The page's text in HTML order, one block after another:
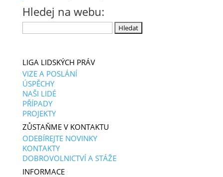
Hledej na webu:
Vyhledávání
LIGA LIDSKÝCH PRÁV
VIZE A POSLÁNÍ
ÚSPĚCHY
NAŠI LIDÉ
PŘÍPADY
PROJEKTY
ZŮSTAŇME V KONTAKTU
ODEBÍREJTE NOVINKY
KONTAKTY
DOBROVOLNICTVÍ A STÁŽE
INFORMACE